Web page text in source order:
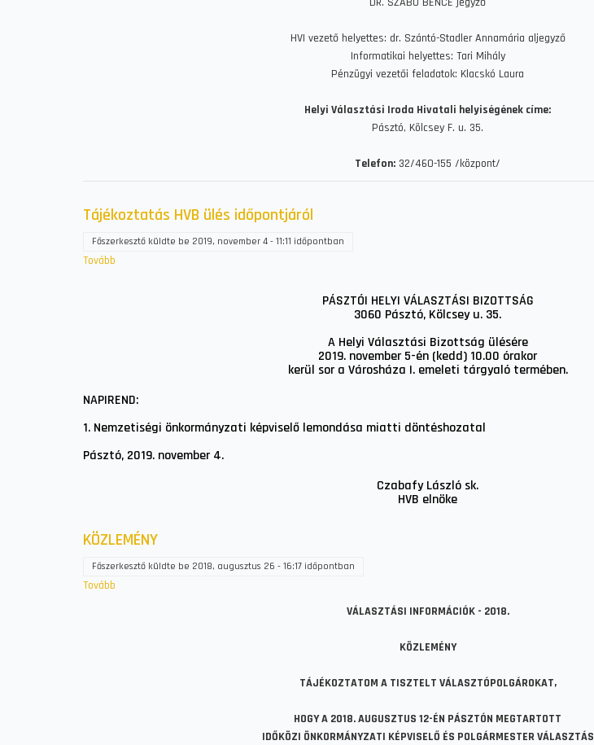
HVI vezető helyettes: dr. Szántó-Stadler Annamária aljegyző
Informatikai helyettes: Tari Mihály
Pénzügyi vezetői feladatok: Klacskó Laura
Helyi Választási Iroda Hivatali helyiségének címe:
Pásztó, Kölcsey F. u. 35.
Telefon: 32/460-155 /központ/
Tájékoztatás HVB ülés időpontjáról
Főszerkesztő küldte be 2019, november 4 - 11:11 időpontban
Tovább
PÁSZTÓI HELYI VÁLASZTÁSI BIZOTTSÁG
3060 Pásztó, Kölcsey u. 35.
A Helyi Választási Bizottság ülésére
2019. november 5-én (kedd) 10.00 órakor
kerül sor a Városháza I. emeleti tárgyaló termében.
NAPIREND:
1. Nemzetiségi önkormányzati képviselő lemondása miatti döntéshozatal
Pásztó, 2019. november 4.
Czabafy László sk.
HVB elnöke
KÖZLEMÉNY
Főszerkesztő küldte be 2018, augusztus 26 - 16:17 időpontban
Tovább
VÁLASZTÁSI INFORMÁCIÓK - 2018.
KÖZLEMÉNY
TÁJÉKOZTATOM A TISZTELT VÁLASZTÓPOLGÁROKAT,
HOGY A 2018. AUGUSZTUS 12-ÉN PÁSZTÓN MEGTARTOTT
IDŐKÖZI ÖNKORMÁNYZATI KÉPVISELŐ ÉS POLGÁRMESTER VÁLASZTÁS